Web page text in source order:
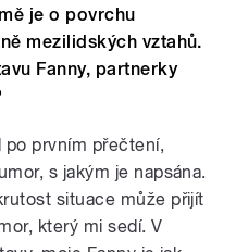
je o povrchu
mezilidských vztahů.
Fanny, partnerky
po prvním přečtení,
s jakým je napsána.
situace může přijít
který mi sedí. V